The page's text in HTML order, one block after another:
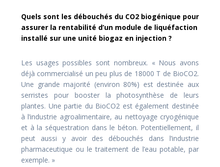
Quels sont les débouchés du CO2 biogénique pour
assurer la rentabilité d’un module de liquéfaction
installé sur une unité biogaz en injection ?
Les usages possibles sont nombreux. « Nous avons
déjà commercialisé un peu plus de 18000 T de BioCO2.
Une grande majorité (environ 80%) est destinée aux
serristes pour booster la photosynthèse de leurs
plantes. Une partie du BioCO2 est également destinée
à l’industrie agroalimentaire, au nettoyage cryogénique
et à la séquestration dans le béton. Potentiellement, il
peut aussi y avoir des débouchés dans l’industrie
pharmaceutique ou le traitement de l’eau potable, par
exemple. »